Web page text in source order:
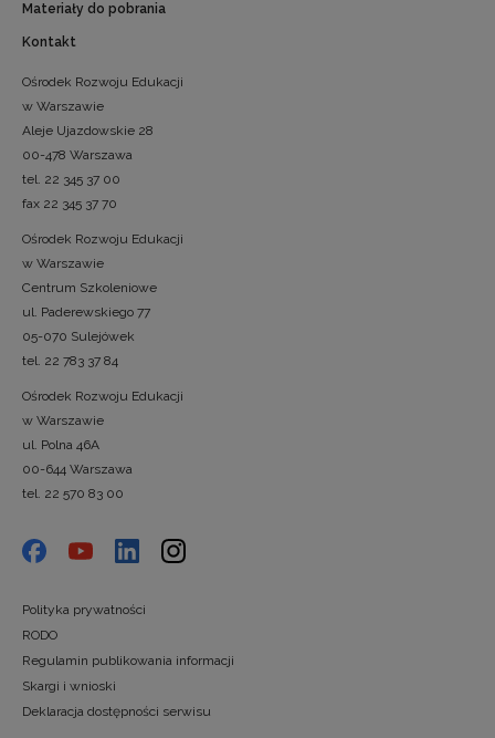
Materiały do pobrania
Kontakt
Ośrodek Rozwoju Edukacji
w Warszawie
Aleje Ujazdowskie 28
00-478 Warszawa
tel. 22 345 37 00
fax 22 345 37 70
Ośrodek Rozwoju Edukacji
w Warszawie
Centrum Szkoleniowe
ul. Paderewskiego 77
05-070 Sulejówek
tel. 22 783 37 84
Ośrodek Rozwoju Edukacji
w Warszawie
ul. Polna 46A
00-644 Warszawa
tel. 22 570 83 00
Polityka prywatności
RODO
Regulamin publikowania informacji
Skargi i wnioski
Deklaracja dostępności serwisu